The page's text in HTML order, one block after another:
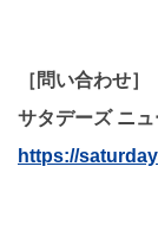
［問い合わせ］
サタデーズ ニ
https://